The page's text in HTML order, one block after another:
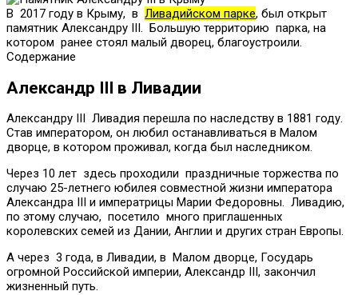
В 2017 году в Крыму, в Ливадийском парке, был открыт
памятник Александру III. Большую территорию парка, на
котором ранее стоял малый дворец, благоустроили.
Содержание
Александр III в Ливадии
Александру III Ливадия перешла по наследству в 1881 году.
Став императором, он любил останавливаться в Малом
дворце, в котором проживал, когда был наследником.
Через 10 лет здесь проходили праздничные торжества по
случаю 25-летнего юбилея совместной жизни императора
Александра III и императрицы Марии Федоровны. Ливадию,
по этому случаю, посетило много приглашенных
королевских семей из Дании, Англии и других стран Европы.
А через 3 года, в Ливадии, в Малом дворце, Государь
огромной Российской империи, Александр ΙΙΙ, закончил
жизненный путь.